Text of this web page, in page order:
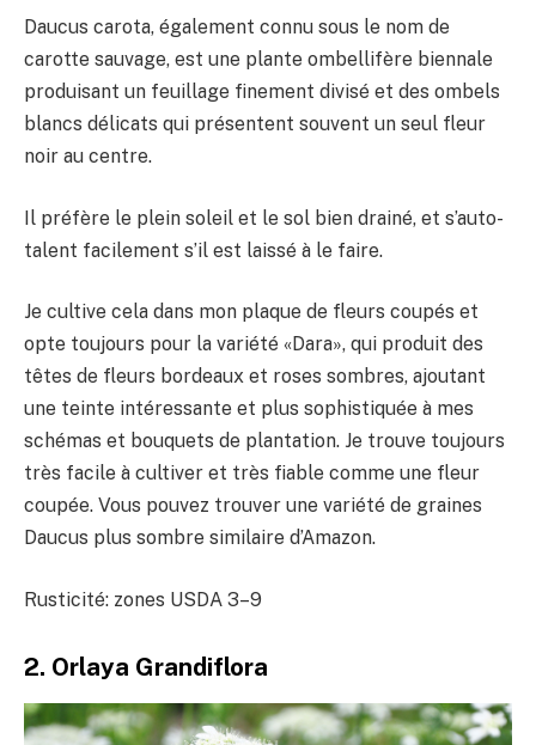
Daucus carota, également connu sous le nom de
carotte sauvage, est une plante ombellifère biennale
produisant un feuillage finement divisé et des ombels
blancs délicats qui présentent souvent un seul fleur
noir au centre.
Il préfère le plein soleil et le sol bien drainé, et s’auto-
talent facilement s’il est laissé à le faire.
Je cultive cela dans mon plaque de fleurs coupés et
opte toujours pour la variété «Dara», qui produit des
têtes de fleurs bordeaux et roses sombres, ajoutant
une teinte intéressante et plus sophistiquée à mes
schémas et bouquets de plantation. Je trouve toujours
très facile à cultiver et très fiable comme une fleur
coupée. Vous pouvez trouver une variété de graines
Daucus plus sombre similaire d’Amazon.
Rusticité: zones USDA 3–9
2. Orlaya Grandiflora